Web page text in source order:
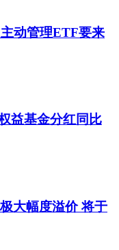
动管理ETF要来
益基金分红同比
大幅度溢价 将于